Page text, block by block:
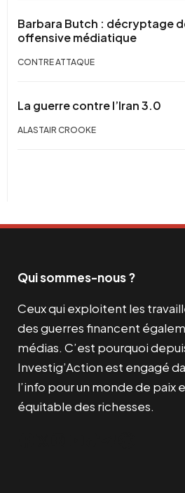
Barbara Butch : décryptage
offensive médiatique
CONTRE ATTAQUE
La guerre contre l’Iran 3.0
ALASTAIR CROOKE
Qui sommes-nous ?
Ceux qui exploitent les
des guerres financent
médias. C’est pourquoi
Investig’Action est engagé
l’info pour un monde de paix
équitable des richesses.